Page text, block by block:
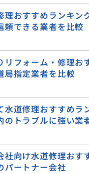
理おすすめランキン
頼できる業者を比較
リフォーム・修理お
局指定業者を比較
水道修理おすすめラ
のトラブルに強い業
社向け水道修理おす
パートナー会社